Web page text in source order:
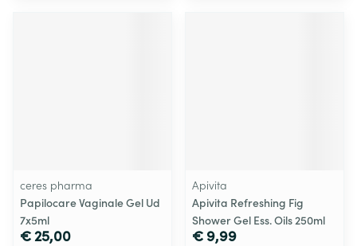
ceres pharma
Papilocare Vaginale Gel Ud
7x5ml
€ 25,00
Apivita
Apivita Refreshing Fig
Shower Gel Ess. Oils 250ml
€ 9,99